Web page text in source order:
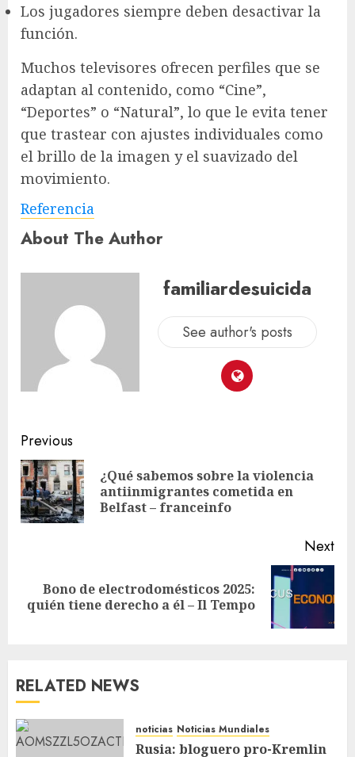
Los jugadores siempre deben desactivar la
función.
Muchos televisores ofrecen perfiles que se
adaptan al contenido, como “Cine”,
“Deportes” o “Natural”, lo que le evita tener
que trastear con ajustes individuales como
el brillo de la imagen y el suavizado del
movimiento.
Referencia
About The Author
familiardesuicida
See author's posts
Previous
¿Qué sabemos sobre la violencia
antiinmigrantes cometida en
Belfast – franceinfo
Next
Bono de electrodomésticos 2025:
quién tiene derecho a él – Il Tempo
RELATED NEWS
noticias Noticias Mundiales
Rusia: bloguero pro-Kremlin